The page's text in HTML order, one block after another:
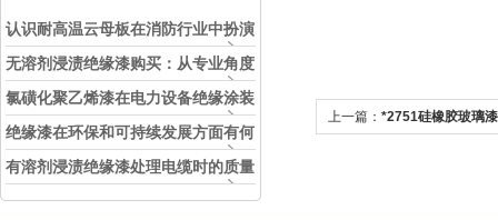
认识耐高温云母板在消防行业中扮演
的角色
无溶剂浸渍绝缘漆购买：从专业角度
看如何选择
氯磺化聚乙烯漆在电力设备绝缘涂装
中的实际应用效果
绝缘漆在环保和可持续发展方面有何
考虑？
有溶剂浸渍绝缘漆处理电缆时的质量
和安全性考虑因素
上一篇： *2751硅橡胶玻璃